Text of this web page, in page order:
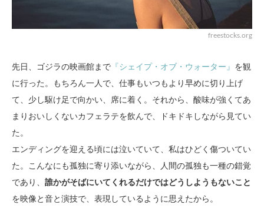
freestocks.org
先日、ゴジラの映画館まで 『シェイプ・オブ・ウォーター』 を観
に行った。もちろん一人で、仕事もいつもより早めに切り上げ
て、少し駆け足で向かい、席に着く。それから、酸味が強くてあ
まりおいしくないカフェラテを飲んで、ドキドキしながら見てい
た。
エンディングを迎える頃には泣いていて、私はひどく傷ついてい
た。こんなにも孤独に寄り添いながら、人間の孤独も一種の錯覚
であり、 誰かがそばにいてくれるだけではどうしようもないこと
を映像と音と演技で、表現しているように思えたから。